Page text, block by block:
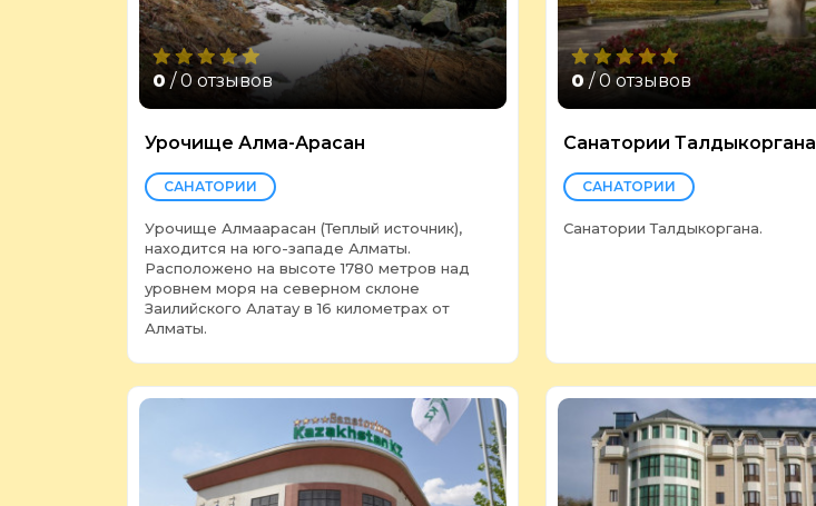
0 / 0 отзывов
Урочище Алма-Арасан
САНАТОРИИ
Урочище Алмаарасан (Теплый источник),
находится на юго-западе Алматы.
Расположено на высоте 1780 метров над
уровнем моря на северном склоне
Заилийского Алатау в 16 километрах от
Алматы.
0 / 0 отзывов
Санатории Талдыкоргана
САНАТОРИИ
Санатории Талдыкоргана.